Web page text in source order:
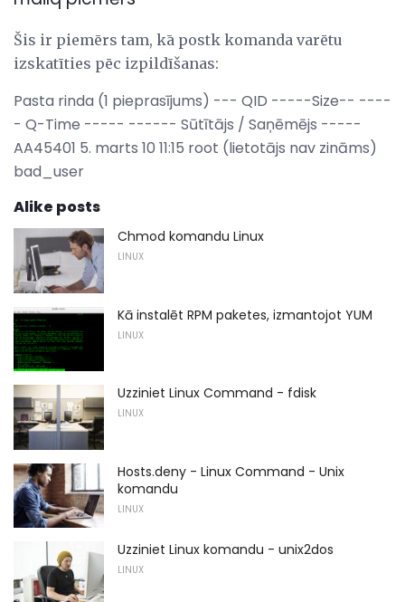
Šis ir piemērs tam, kā postk komanda varētu
izskatīties pēc izpildīšanas:
Pasta rinda (1 pieprasījums) --- QID -----Size-- ----
- Q-Time ----- ------ Sūtītājs / Saņēmējs -----
AA45401 5. marts 10 11:15 root (lietotājs nav zināms)
bad_user
Alike posts
Chmod komandu Linux
LINUX
Kā instalēt RPM paketes, izmantojot YUM
LINUX
Uzziniet Linux Command - fdisk
LINUX
Hosts.deny - Linux Command - Unix
komandu
LINUX
Uzziniet Linux komandu - unix2dos
LINUX